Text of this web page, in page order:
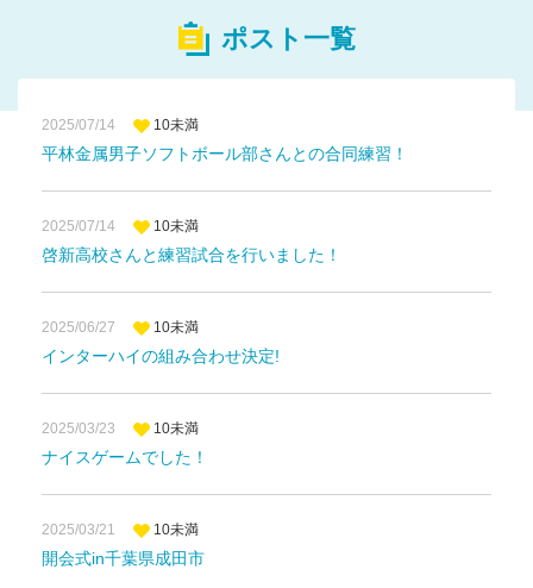
ポスト一覧
2025/07/14 10未満
平林金属男子ソフトボール部さんとの合同練習！
2025/07/14 10未満
啓新高校さんと練習試合を行いました！
2025/06/27 10未満
インターハイの組み合わせ決定!
2025/03/23 10未満
ナイスゲームでした！
2025/03/21 10未満
開会式in千葉県成田市